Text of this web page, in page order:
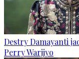
Destry Damayanti
Perry Warjiyo